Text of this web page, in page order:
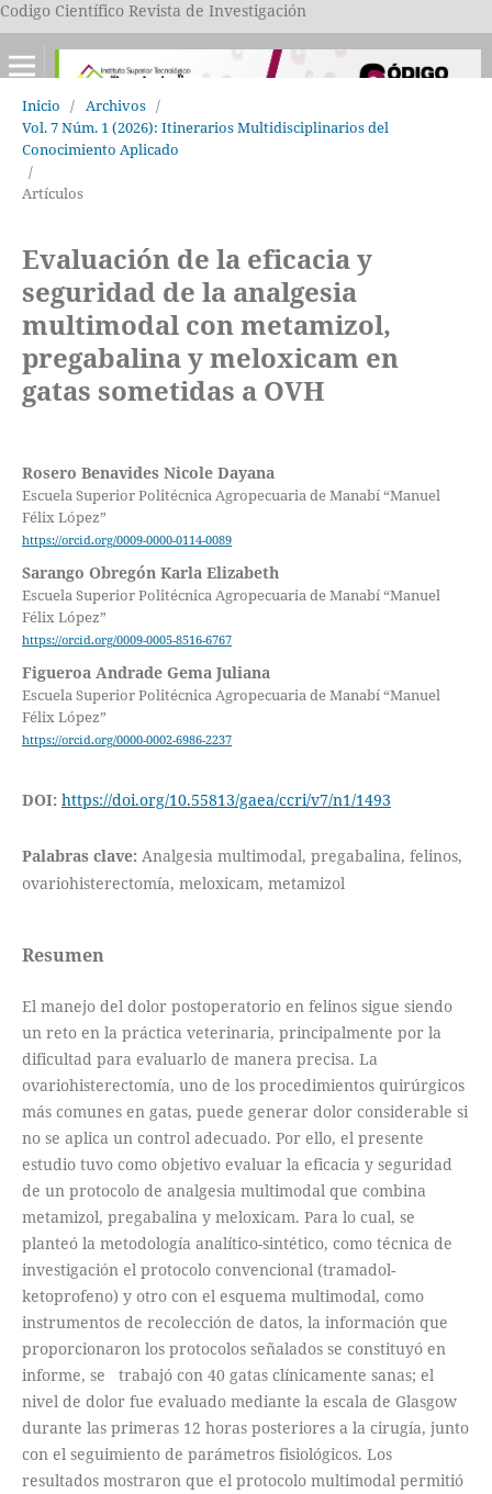
Codigo Científico Revista de Investigación
Inicio / Archivos /
Vol. 7 Núm. 1 (2026): Itinerarios Multidisciplinarios del
Conocimiento Aplicado
/
Artículos
Evaluación de la eficacia y
seguridad de la analgesia
multimodal con metamizol,
pregabalina y meloxicam en
gatas sometidas a OVH
Rosero Benavides Nicole Dayana
Escuela Superior Politécnica Agropecuaria de Manabí “Manuel
Félix López”
https://orcid.org/0009-0000-0114-0089
Sarango Obregón Karla Elizabeth
Escuela Superior Politécnica Agropecuaria de Manabí “Manuel
Félix López”
https://orcid.org/0009-0005-8516-6767
Figueroa Andrade Gema Juliana
Escuela Superior Politécnica Agropecuaria de Manabí “Manuel
Félix López”
https://orcid.org/0000-0002-6986-2237
DOI: https://doi.org/10.55813/gaea/ccri/v7/n1/1493
Palabras clave: Analgesia multimodal, pregabalina, felinos,
ovariohisterectomía, meloxicam, metamizol
Resumen
El manejo del dolor postoperatorio en felinos sigue siendo
un reto en la práctica veterinaria, principalmente por la
dificultad para evaluarlo de manera precisa. La
ovariohisterectomía, uno de los procedimientos quirúrgicos
más comunes en gatas, puede generar dolor considerable si
no se aplica un control adecuado. Por ello, el presente
estudio tuvo como objetivo evaluar la eficacia y seguridad
de un protocolo de analgesia multimodal que combina
metamizol, pregabalina y meloxicam. Para lo cual, se
planteó la metodología analítico-sintético, como técnica de
investigación el protocolo convencional (tramadol-
ketoprofeno) y otro con el esquema multimodal, como
instrumentos de recolección de datos, la información que
proporcionaron los protocolos señalados se constituyó en
informe, se trabajó con 40 gatas clínicamente sanas; el
nivel de dolor fue evaluado mediante la escala de Glasgow
durante las primeras 12 horas posteriores a la cirugía, junto
con el seguimiento de parámetros fisiológicos. Los
resultados mostraron que el protocolo multimodal permitió